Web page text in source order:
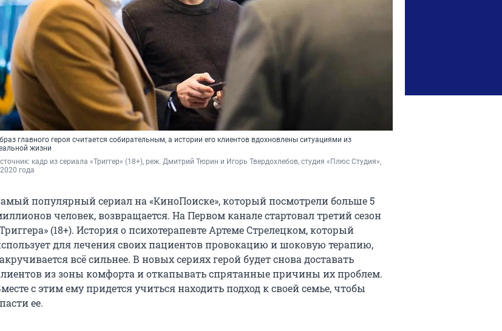
главного героя считается собирательным, а истории его клиентов вдохновлены ситуациями из
жизни
кадр из сериала «Триггер» (18+), реж. Дмитрий Тюрин и Игорь Твердохлебов, студия «Плюс Студия»,
года
популярный сериал на «КиноПоиске», который посмотрели больше 5
человек, возвращается. На Первом канале стартовал третий сезон
(18+). История о психотерапевте Артеме Стрелецком, который
для лечения своих пациентов провокацию и шоковую терапию,
всё сильнее. В новых сериях герой будет снова доставать
из зоны комфорта и откапывать спрятанные причины их проблем.
с этим ему придется учиться находить подход к своей семье, чтобы
ее.